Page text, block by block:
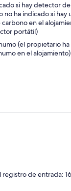
si hay detector
no ha indicado si
en el
portátil)
(el propietario
en el alojamiento)
registro de entrada: